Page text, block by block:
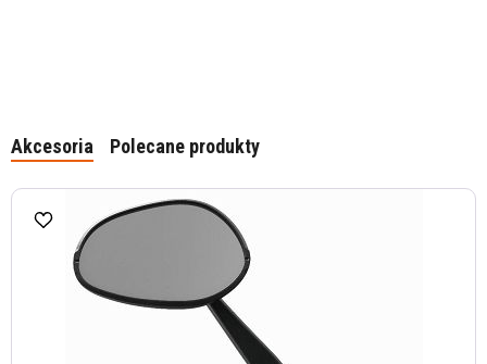
Akcesoria Polecane produkty